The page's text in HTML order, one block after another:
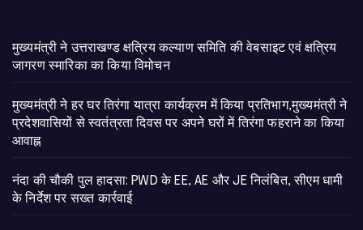
मुख्यमंत्री ने उत्तराखण्ड क्षत्रिय कल्याण समिति की वेबसाइट एवं क्षत्रिय
जागरण स्मारिका का किया विमोचन
मुख्यमंत्री ने हर घर तिरंगा यात्रा कार्यक्रम में किया प्रतिभाग,मुख्यमंत्री ने
प्रदेशवासियों से स्वतंत्रता दिवस पर अपने घरों में तिरंगा फहराने का किया
आवाह्न
नंदा की चौकी पुल हादसा: PWD के EE, AE और JE निलंबित, सीएम धामी
के निर्देश पर सख्त कार्रवाई